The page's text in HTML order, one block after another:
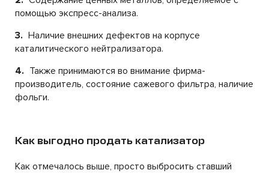
помощью экспресс-анализа.
3. Наличие внешних дефектов на корпусе
каталитического нейтрализатора.
4. Также принимаются во внимание фирма-
производитель, состояние сажевого фильтра, наличие
фольги.
Как выгодно продать катализатор
Как отмечалось выше, просто выбросить ставший